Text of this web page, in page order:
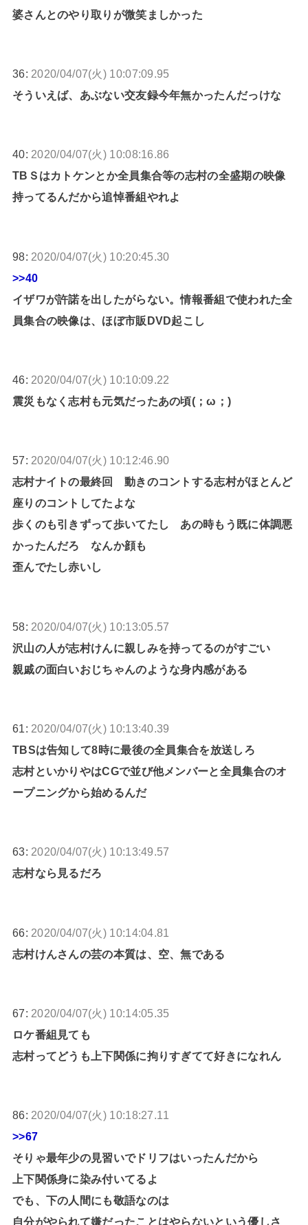
婆さんとのやり取りが微笑ましかった
36: 2020/04/07(火) 10:07:09.95
そういえば、あぶない交友録今年無かったんだっけな
40: 2020/04/07(火) 10:08:16.86
TBＳはカトケンとか全員集合等の志村の全盛期の映像
持ってるんだから追悼番組やれよ
98: 2020/04/07(火) 10:20:45.30
>>40
イザワが許諾を出したがらない。情報番組で使われた全
員集合の映像は、ほぼ市販DVD起こし
46: 2020/04/07(火) 10:10:09.22
震災もなく志村も元気だったあの頃(；ω；)
57: 2020/04/07(火) 10:12:46.90
志村ナイトの最終回 動きのコントする志村がほとんど
座りのコントしてたよな
歩くのも引きずって歩いてたし あの時もう既に体調悪
かったんだろ なんか顔も
歪んでたし赤いし
58: 2020/04/07(火) 10:13:05.57
沢山の人が志村けんに親しみを持ってるのがすごい
親戚の面白いおじちゃんのような身内感がある
61: 2020/04/07(火) 10:13:40.39
TBSは告知して8時に最後の全員集合を放送しろ
志村といかりやはCGで並び他メンバーと全員集合のオ
ープニングから始めるんだ
63: 2020/04/07(火) 10:13:49.57
志村なら見るだろ
66: 2020/04/07(火) 10:14:04.81
志村けんさんの芸の本質は、空、無である
67: 2020/04/07(火) 10:14:05.35
ロケ番組見ても
志村ってどうも上下関係に拘りすぎてて好きになれん
86: 2020/04/07(火) 10:18:27.11
>>67
そりゃ最年少の見習いでドリフはいったんだから
上下関係身に染み付いてるよ
でも、下の人間にも敬語なのは
自分がやられて嫌だったことはやらないという優しさ